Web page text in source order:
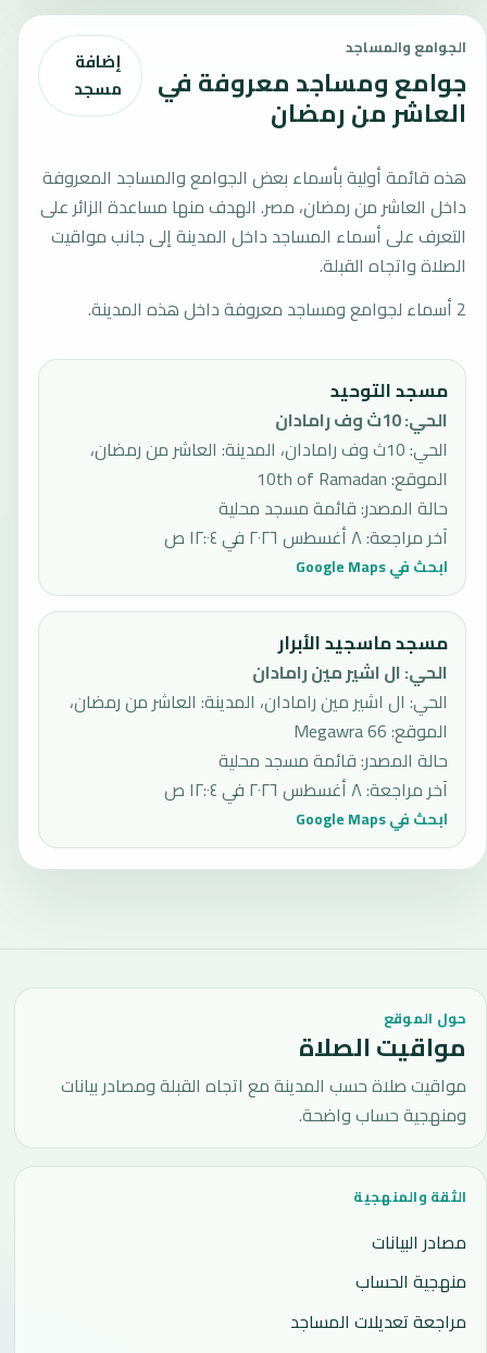
الجوامع والمساجد
جوامع ومساجد معروفة في
العاشر من رمضان
إضافة
مسجد
هذه قائمة أولية بأسماء بعض الجوامع والمساجد المعروفة
داخل العاشر من رمضان، مصر. الهدف منها مساعدة الزائر على
التعرف على أسماء المساجد داخل المدينة إلى جانب مواقيت
الصلاة واتجاه القبلة.
2 أسماء لجوامع ومساجد معروفة داخل هذه المدينة.
مسجد التوحيد
الحي:10ث وف رامادان
الحي: 10ث وف رامادان، المدينة: العاشر من رمضان،
الموقع: 10th of Ramadan
حالة المصدر:قائمة مسجد محلية
آخر مراجعة:٨ أغسطس ٢٠٢٦ في ١٢:٠٤ ص
ابحث في Google Maps
مسجد ماسجيد الأبرار
الحي:ال اشير مين رامادان
الحي: ال اشير مين رامادان، المدينة: العاشر من رمضان،
الموقع: Megawra 66
حالة المصدر:قائمة مسجد محلية
آخر مراجعة:٨ أغسطس ٢٠٢٦ في ١٢:٠٤ ص
ابحث في Google Maps
حول الموقع
مواقيت الصلاة
مواقيت صلاة حسب المدينة مع اتجاه القبلة ومصادر بيانات
ومنهجية حساب واضحة.
الثقة والمنهجية
مصادر البيانات
منهجية الحساب
مراجعة تعديلات المساجد